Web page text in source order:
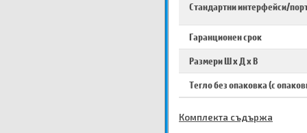
Стандартни интерфейси/
Гаранционен срок
Размери Ш х Д х В
Тегло без опаковка (с
Комплекта съдържа